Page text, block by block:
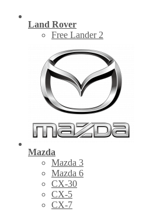
Land Rover
Free Lander 2
Mazda
Mazda 3
Mazda 6
CX-30
СХ-5
CX-7